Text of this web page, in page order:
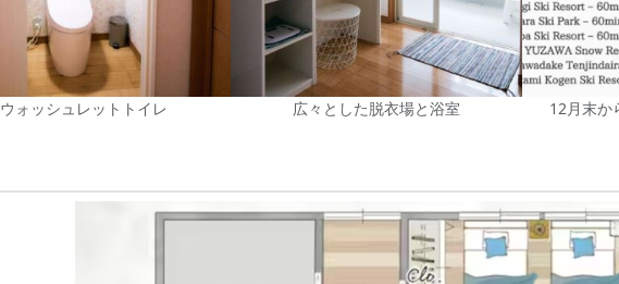
ウォッシュレットトイレ 広々とした脱衣場と浴室 12月末か